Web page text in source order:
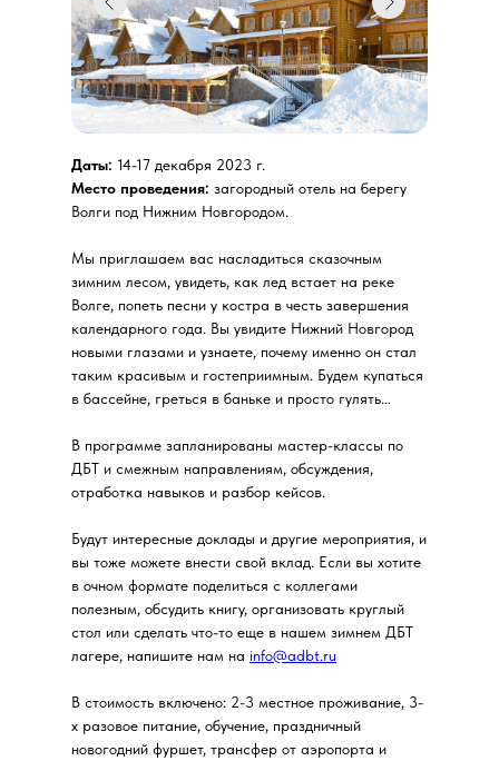
Даты: 14-17 декабря 2023 г.
Место проведения: загородный отель на берегу
Волги под Нижним Новгородом.
Мы приглашаем вас насладиться сказочным
зимним лесом, увидеть, как лед встает на реке
Волге, попеть песни у костра в честь завершения
календарного года. Вы увидите Нижний Новгород
новыми глазами и узнаете, почему именно он стал
таким красивым и гостеприимным. Будем купаться
в бассейне, греться в баньке и просто гулять…
В программе запланированы мастер-классы по
ДБТ и смежным направлениям, обсуждения,
отработка навыков и разбор кейсов.
Будут интересные доклады и другие мероприятия, и
вы тоже можете внести свой вклад. Если вы хотите
в очном формате поделиться с коллегами
полезным, обсудить книгу, организовать круглый
стол или сделать что-то еще в нашем зимнем ДБТ
лагере, напишите нам на info@adbt.ru
В стоимость включено: 2-3 местное проживание, 3-
х разовое питание, обучение, праздничный
новогодний фуршет, трансфер от аэропорта и